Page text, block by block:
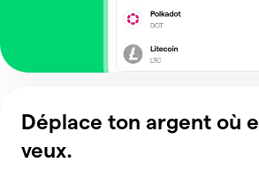
Déplace ton argent où
veux.